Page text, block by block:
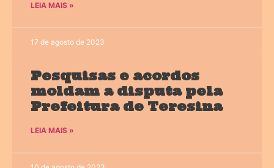
LEIA MAIS »
17 de agosto de 2023
Pesquisas e acordos
moldam a disputa pela
Prefeitura de Teresina
LEIA MAIS »